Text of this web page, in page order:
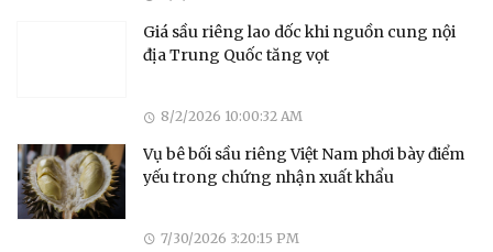
Giá sầu riêng lao dốc khi nguồn cung nội
địa Trung Quốc tăng vọt
8/2/2026 10:00:32 AM
Vụ bê bối sầu riêng Việt Nam phơi bày điểm
yếu trong chứng nhận xuất khẩu
7/30/2026 3:20:15 PM